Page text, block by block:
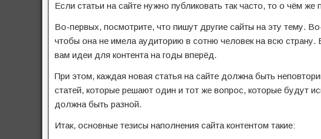
Если статьи на сайте нужно публиковать так часто, то о чём же
Во-первых, посмотрите, что пишут другие сайты на эту тему.
чтобы она не имела аудиторию в сотню человек на всю
вам идеи для контента на годы вперёд.
При этом, каждая новая статья на сайте должна быть
статей, которые решают один и тот же вопрос, которые будут
должна быть разной.
Итак, основные тезисы наполнения сайта контентом такие: